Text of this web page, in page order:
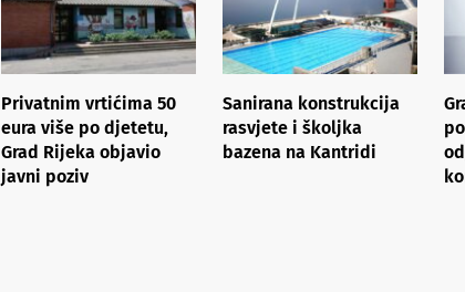
Privatnim vrtićima 50
eura više po djetetu,
Grad Rijeka objavio
javni poziv
Sanirana konstrukcija
rasvjete i školjka
bazena na Kantridi